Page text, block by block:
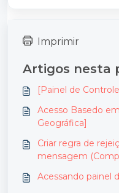
Imprimir
Artigos nesta
[Painel de
Acesso Basedo
Geográfica]
Criar regra de
mensagem
Acessando painel